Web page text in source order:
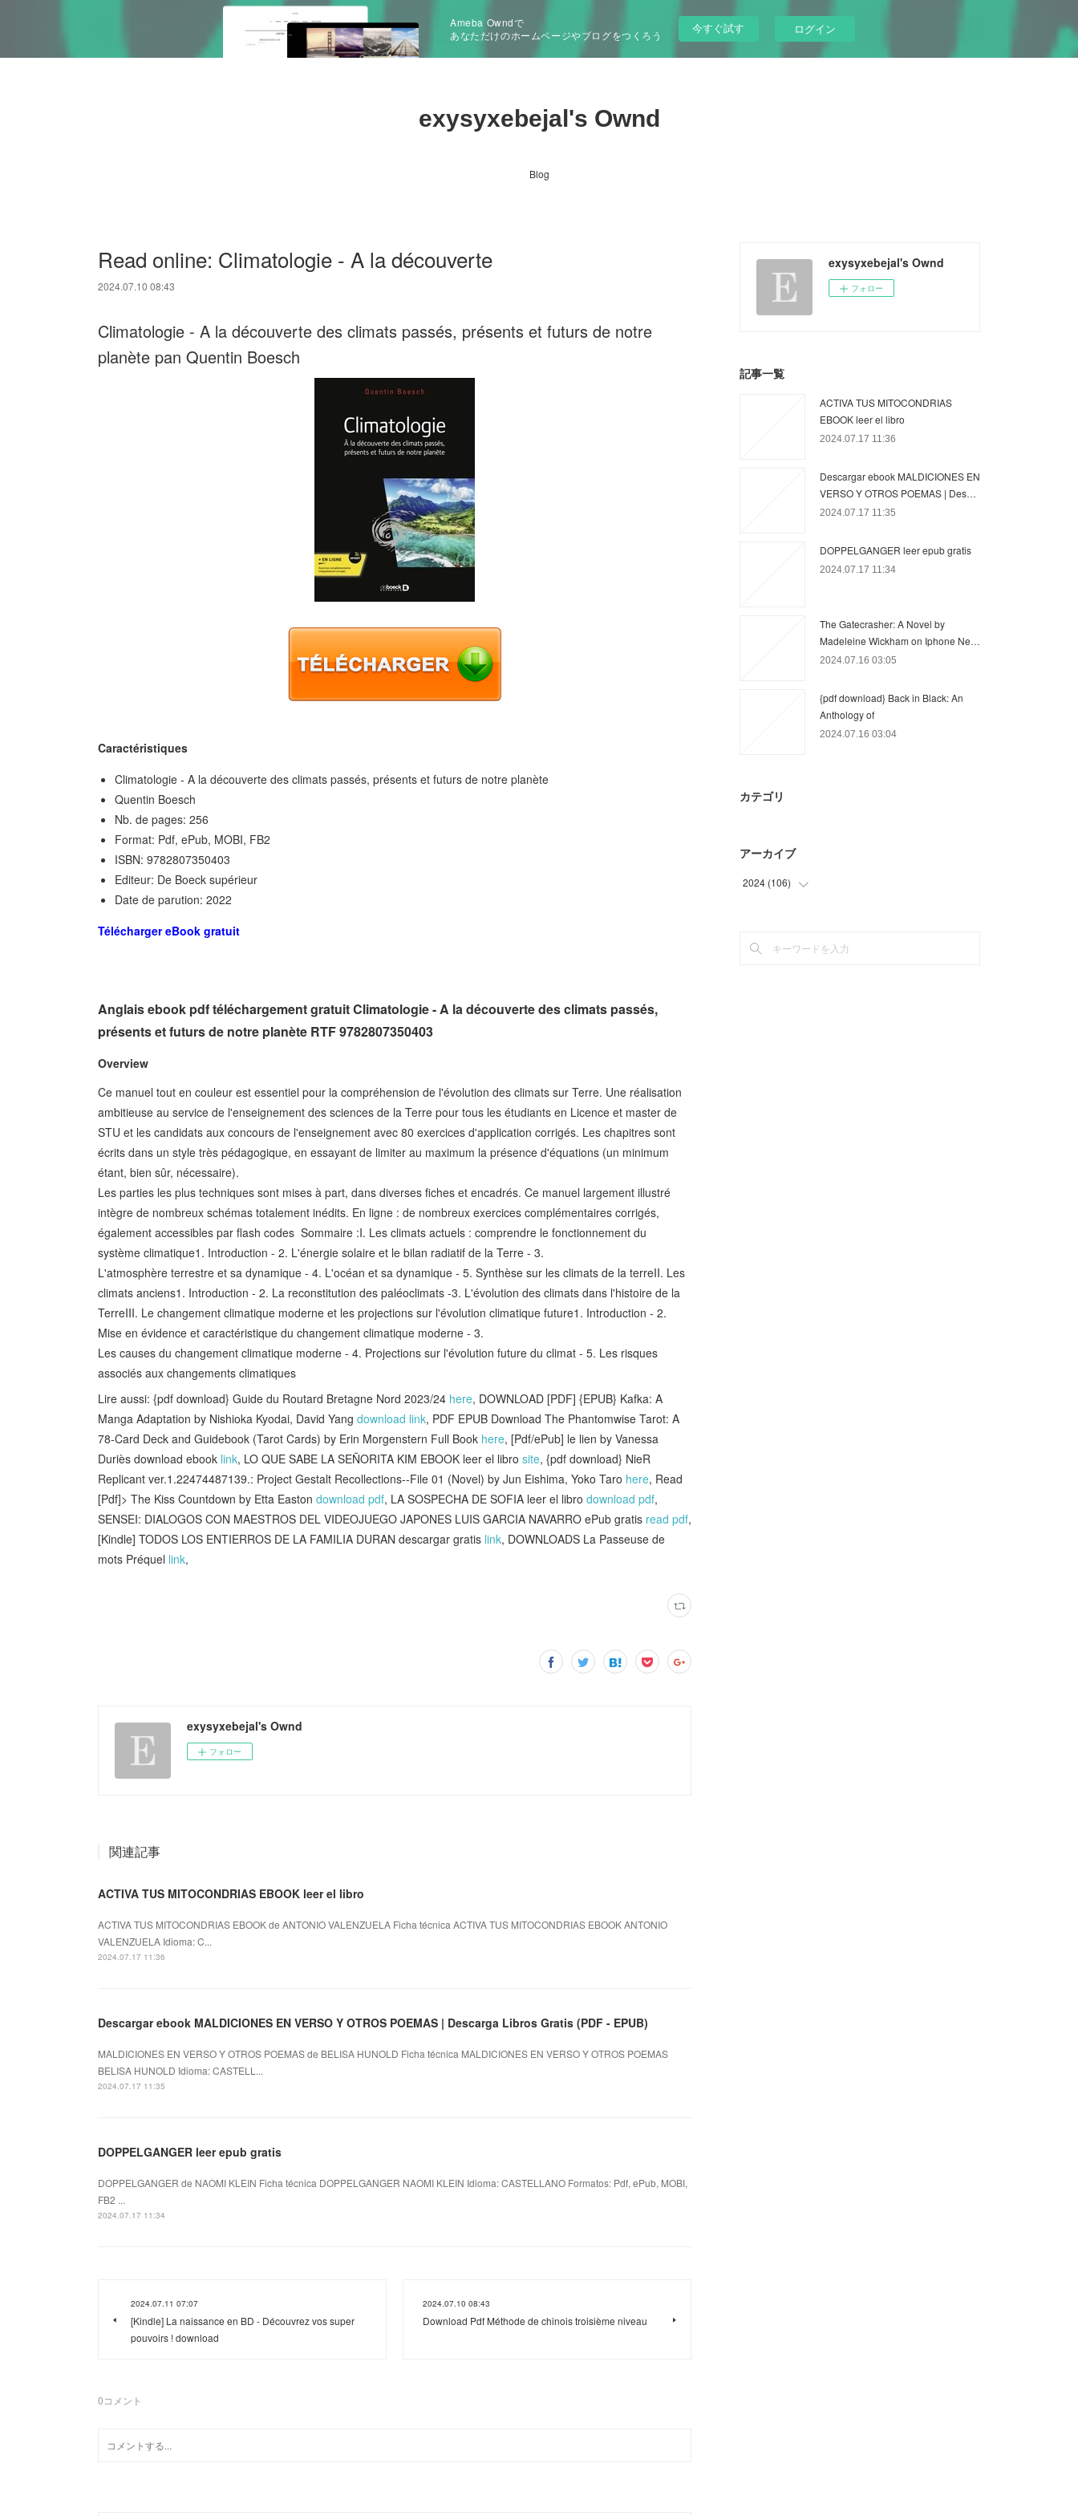
Ameba Owndで
あなただけのホームページやブログをつくろう
今すぐ試す ログイン
exysyxebejal's Ownd
Blog
Read online: Climatologie - A la découverte
2024.07.10 08:43
Climatologie - A la découverte des climats passés, présents et futurs de notre
planète pan Quentin Boesch
Caractéristiques
Climatologie - A la découverte des climats passés, présents et futurs de notre planète
Quentin Boesch
Nb. de pages: 256
Format: Pdf, ePub, MOBI, FB2
ISBN: 9782807350403
Editeur: De Boeck supérieur
Date de parution: 2022
Télécharger eBook gratuit
Anglais ebook pdf téléchargement gratuit Climatologie - A la découverte des climats passés,
présents et futurs de notre planète RTF 9782807350403
Overview
Ce manuel tout en couleur est essentiel pour la compréhension de l'évolution des climats sur Terre. Une réalisation
ambitieuse au service de l'enseignement des sciences de la Terre pour tous les étudiants en Licence et master de
STU et les candidats aux concours de l'enseignement avec 80 exercices d'application corrigés. Les chapitres sont
écrits dans un style très pédagogique, en essayant de limiter au maximum la présence d'équations (un minimum
étant, bien sûr, nécessaire).
Les parties les plus techniques sont mises à part, dans diverses fiches et encadrés. Ce manuel largement illustré
intègre de nombreux schémas totalement inédits. En ligne : de nombreux exercices complémentaires corrigés,
également accessibles par flash codes Sommaire :I. Les climats actuels : comprendre le fonctionnement du
système climatique1. Introduction - 2. L'énergie solaire et le bilan radiatif de la Terre - 3.
L'atmosphère terrestre et sa dynamique - 4. L'océan et sa dynamique - 5. Synthèse sur les climats de la terreII. Les
climats anciens1. Introduction - 2. La reconstitution des paléoclimats -3. L'évolution des climats dans l'histoire de la
TerreIII. Le changement climatique moderne et les projections sur l'évolution climatique future1. Introduction - 2.
Mise en évidence et caractéristique du changement climatique moderne - 3.
Les causes du changement climatique moderne - 4. Projections sur l'évolution future du climat - 5. Les risques
associés aux changements climatiques
Lire aussi: {pdf download} Guide du Routard Bretagne Nord 2023/24 here, DOWNLOAD [PDF] {EPUB} Kafka: A
Manga Adaptation by Nishioka Kyodai, David Yang download link, PDF EPUB Download The Phantomwise Tarot: A
78-Card Deck and Guidebook (Tarot Cards) by Erin Morgenstern Full Book here, [Pdf/ePub] le lien by Vanessa
Duriès download ebook link, LO QUE SABE LA SEÑORITA KIM EBOOK leer el libro site, {pdf download} NieR
Replicant ver.1.22474487139.: Project Gestalt Recollections--File 01 (Novel) by Jun Eishima, Yoko Taro here, Read
[Pdf]> The Kiss Countdown by Etta Easton download pdf, LA SOSPECHA DE SOFIA leer el libro download pdf,
SENSEI: DIALOGOS CON MAESTROS DEL VIDEOJUEGO JAPONES LUIS GARCIA NAVARRO ePub gratis read pdf,
[Kindle] TODOS LOS ENTIERROS DE LA FAMILIA DURAN descargar gratis link, DOWNLOADS La Passeuse de
mots Préquel link,
exysyxebejal's Ownd
フォロー
関連記事
ACTIVA TUS MITOCONDRIAS EBOOK leer el libro
ACTIVA TUS MITOCONDRIAS EBOOK de ANTONIO VALENZUELA Ficha técnica ACTIVA TUS MITOCONDRIAS EBOOK ANTONIO
VALENZUELA Idioma: C...
2024.07.17 11:36
Descargar ebook MALDICIONES EN VERSO Y OTROS POEMAS | Descarga Libros Gratis (PDF - EPUB)
MALDICIONES EN VERSO Y OTROS POEMAS de BELISA HUNOLD Ficha técnica MALDICIONES EN VERSO Y OTROS POEMAS
BELISA HUNOLD Idioma: CASTELL...
2024.07.17 11:35
DOPPELGANGER leer epub gratis
DOPPELGANGER de NAOMI KLEIN Ficha técnica DOPPELGANGER NAOMI KLEIN Idioma: CASTELLANO Formatos: Pdf, ePub, MOBI,
FB2 ...
2024.07.17 11:34
2024.07.11 07:07
[Kindle] La naissance en BD - Découvrez vos super
pouvoirs ! download
2024.07.10 08:43
Download Pdf Méthode de chinois troisième niveau
0コメント
exysyxebejal's Ownd
フォロー
記事一覧
ACTIVA TUS MITOCONDRIAS
EBOOK leer el libro
2024.07.17 11:36
Descargar ebook MALDICIONES EN
VERSO Y OTROS POEMAS | Des…
2024.07.17 11:35
DOPPELGANGER leer epub gratis
2024.07.17 11:34
The Gatecrasher: A Novel by
Madeleine Wickham on Iphone Ne…
2024.07.16 03:05
{pdf download} Back in Black: An
Anthology of
2024.07.16 03:04
カテゴリ
アーカイブ
2024 (106)
(